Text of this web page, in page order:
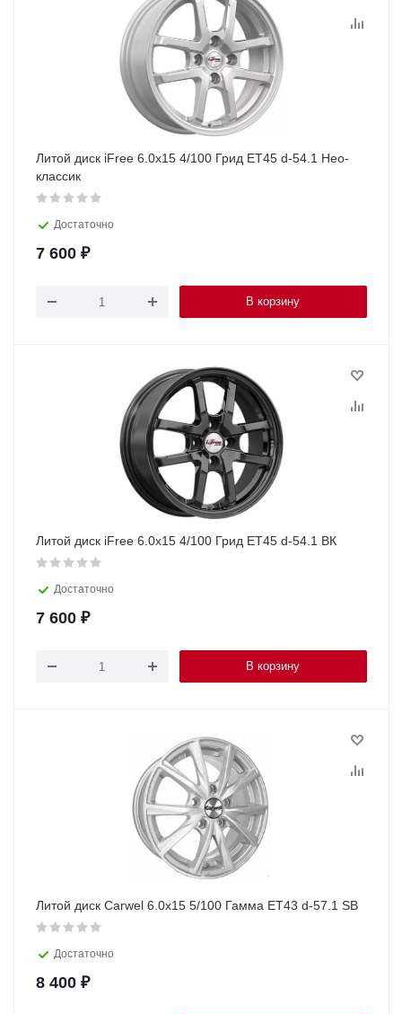
Литой диск iFree 6.0х15 4/100 Грид ET45 d-54.1 Нео-
классик
Достаточно
7 600 ₽
В корзину
Литой диск iFree 6.0x15 4/100 Грид ET45 d-54.1 ВК
Достаточно
7 600 ₽
В корзину
Литой диск Carwel 6.0x15 5/100 Гамма ET43 d-57.1 SB
Достаточно
8 400 ₽